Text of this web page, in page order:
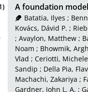
A foundation
Batatia, Ilyes ;
Kovács, Dávid P. ;
; Avaylon, Matthew ;
Noam ; Bhowmik,
Vlad ; Ceriotti, Michele
Sandip ; Della Pia,
Machachi, Zakariya ;
Gardner, John L. A. ;